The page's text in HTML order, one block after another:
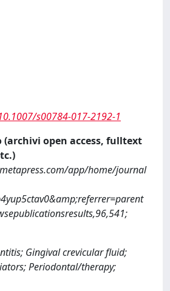
s00784-017-2192-1
(archivi open access, fulltext
app/home/journal
Gingival crevicular fluid;
Periodontal/therapy;